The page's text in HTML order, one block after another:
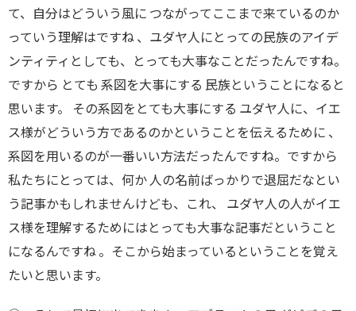
て、自分はどういう風に つながってここまで来ているのか
っていう理解はですね 、ユダヤ人にとっての民族のアイデ
ンティティとしても、とっても大事なことだったんですね。
ですから とても 系図を大事にする 民族ということになると
思います。 その系図をとても大事にする ユダヤ人に、イエ
ス様がどういう方であるのかということを伝えるために 、
系図を用いるのが一番いい方法だったんですね。ですから
私たちにとっては、何か 人の名前ばっかりで退屈だなとい
う記事かもしれませんけども、これ、 ユダヤ人の人がイエ
ス様を理解するためにはとっても大事な記事だということ
になるんですね 。そこから始まっているということを覚え
たいと思います。